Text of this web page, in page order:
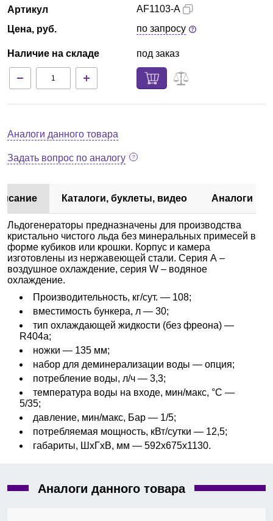
Партнеры
Доставка и оплата
Контакты
Артикул
Цена, руб.
Наличие на складе
AF1103-A
по запросу
под заказ
Аналоги данного товара
Задать вопрос по аналогу
Каталоги, буклеты, видео Аналоги
Льдогенераторы предназначены для производства
кристально чистого льда без минеральных примесей в
форме кубиков или крошки. Корпус и камера
изготовлены из нержавеющей стали. Серия А –
воздушное охлаждение, серия W – водяное
охлаждение.
Производительность, кг/сут. — 108;
вместимость бункера, л — 30;
тип охлаждающей жидкости (без фреона) —
R404a;
ножки — 135 мм;
набор для деминерализации воды — опция;
потребление воды, л/ч — 3,3;
температура воды на входе, мин/макс, °С —
5/35;
давление, мин/макс, Бар — 1/5;
потребляемая мощность, кВт/сутки — 12,5;
габариты, ШхГхВ, мм — 592х675х1130.
Аналоги данного товара